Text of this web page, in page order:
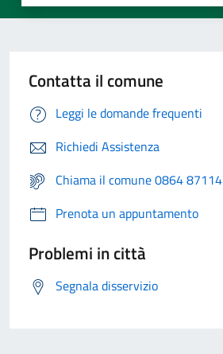
Contatta il comune
Leggi le domande frequenti
Richiedi Assistenza
Chiama il comune 0864 87114
Prenota un appuntamento
Problemi in città
Segnala disservizio